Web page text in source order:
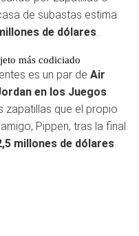
de subastas estima
de dólares.
más codiciado
es un par de Air
en los Juegos
zapatillas que el propio
Pippen, tras la final.
millones de dólares.